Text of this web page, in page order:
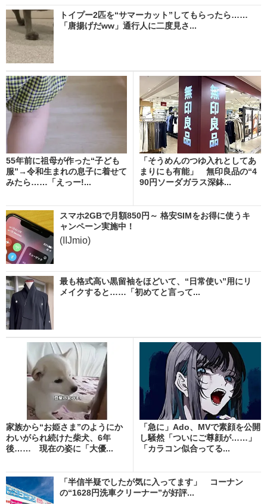
トイプー2匹を“サマーカット”してもらったら……
「唐揚げだww」通行人に二度見さ...
55年前に祖母が作った“子ども
服”→令和生まれの息子に着せて
みたら……「えっー!...
「そうめんのつゆ入れとしてあ
まりにも有能」 無印良品の“4
90円ソーダガラス深鉢...
スマホ2GBで月額850円～ 格安SIMをお得に使うキ
ャンペーン実施中！
(IIJmio)
最も格式高い黒留袖をほどいて、“日常使い”用にリ
メイクすると……「初めてと言って...
家族から“お姫さま”のようにか
わいがられ続けた柴犬、6年
後…… 現在の姿に「大優...
「急に」Ado、MVで素顔を公開
し騒然「ついにご尊顔が……」
「カラコン似合ってる...
「半信半疑でしたが気に入ってます」 コーナン
の“1628円洗車クリーナー”が好評...